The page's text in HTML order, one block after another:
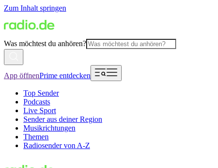
Zum Inhalt springen
Was möchtest du anhören?
App öffnenPrime entdecken
Top Sender
Podcasts
Live Sport
Sender aus deiner Region
Musikrichtungen
Themen
Radiosender von A-Z